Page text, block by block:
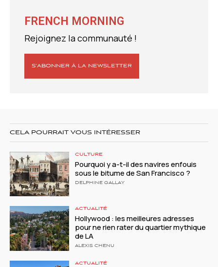
FRENCH MORNING
Rejoignez la communauté !
S’ABONNER À LA NEWSLETTER
CELA POURRAIT VOUS INTÉRESSER
CULTURE
Pourquoi y a-t-il des navires enfouis
sous le bitume de San Francisco ?
DELPHINE GALLAY
ACTUALITÉ
Hollywood : les meilleures adresses
pour ne rien rater du quartier mythique
de LA
ALEXIS CHENU
ACTUALITÉ